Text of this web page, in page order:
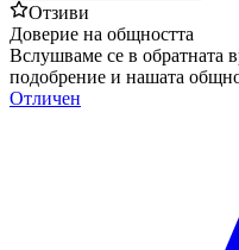
Отзиви
Доверие на общността
Вслушваме се в обратната
подобрение и нашата
Отличен